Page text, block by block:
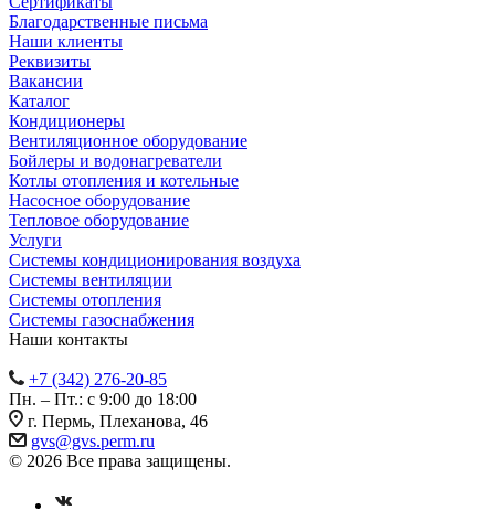
Благодарственные письма
Наши клиенты
Реквизиты
Вакансии
Каталог
Кондиционеры
Вентиляционное оборудование
Бойлеры и водонагреватели
Котлы отопления и котельные
Насосное оборудование
Тепловое оборудование
Услуги
Системы кондиционирования воздуха
Системы вентиляции
Системы отопления
Системы газоснабжения
Наши контакты
+7 (342) 276-20-85
Пн. – Пт.: с 9:00 до 18:00
г. Пермь, Плеханова, 46
gvs@gvs.perm.ru
© 2026 Все права защищены.